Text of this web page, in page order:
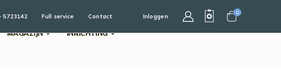
5723142 Full service Contact Inloggen
Cart
0
MAGAZIJN INRICHTING